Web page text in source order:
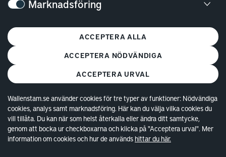
Marknadsföring
ACCEPTERA ALLA
ACCEPTERA NÖDVÄNDIGA
ACCEPTERA URVAL
Wallenstam.se använder cookies för tre typer av funktioner: Nödvändiga
cookies, analys samt marknadsföring. Här kan du välja vilka cookies du
vill tillåta. Du kan när som helst återkalla eller ändra ditt samtycke,
genom att bocka ur checkboxarna och klicka på "Acceptera urval". Mer
information om cookies och hur de används hittar du här.
Kontakt
Kundservice
Göteborg
© Copyright 2026 Wallenstam AB (publ)
Cookies